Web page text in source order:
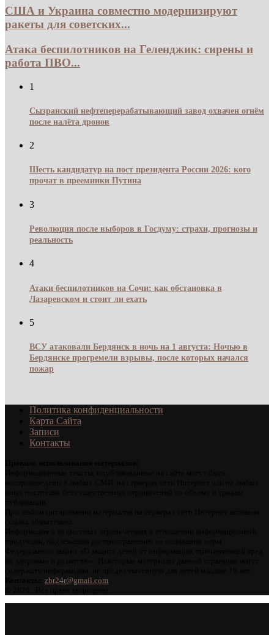
США и Украина совместно модернизируют
ракеты для советских...
Атака беспилотников на Геленджик: сирены и
работа ПВО...
1
Сызранский нефтеперерабатывающий завод охвачен огнём
после налёта дронов
2
Шесть кандидатур на пост президента России 2026: кого
прочат в преемники Путина
3
Революция после выборов в Госдуму: страхи, прогнозы и
реальность
4
Атаки беспилотников на Сочи: как обстановка в
Лазаревском и стоит ли ехать
5
ВСУ атаковали Бердянск в ночь на 1 августа: Ночью в
Бердянске прогремели взрывы, после которых начался
пожар
Политика конфиденциальности
Карта Сайта
Записи
Контакты
zbr24r@gmail.com